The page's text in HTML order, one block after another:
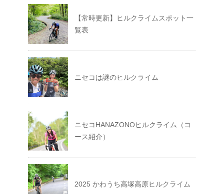
【常時更新】ヒルクライムスポット一
覧表
ニセコは謎のヒルクライム
ニセコHANAZONOヒルクライム（コ
ース紹介）
2025 かわうち高塚高原ヒルクライム